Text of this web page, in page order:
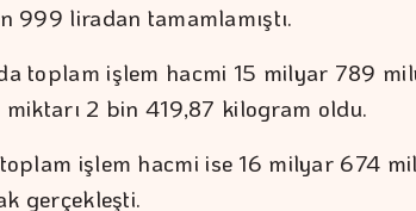
999 liradan tamamlamıştı.
toplam işlem hacmi 15 milyar 789
miktarı 2 bin 419,87 kilogram oldu.
işlem hacmi ise 16 milyar 674
gerçekleşti.